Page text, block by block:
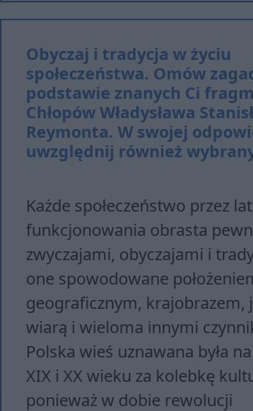
Obyczaj i tradycja w życiu
społeczeństwa. Omów
podstawie znanych Ci
Chłopów Władysława
Reymonta. W swojej
uwzględnij również
Każde społeczeństwo przez
funkcjonowania obrasta
zwyczajami, obyczajami i
one spowodowane
geograficznym, krajobrazem,
wiarą i wieloma innymi
Polska wieś uznawana była
XIX i XX wieku za kolebkę
ponieważ w dobie rewolucji